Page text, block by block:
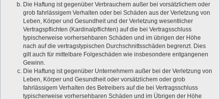
Die Haftung ist gegenüber Verbrauchern außer bei vorsätzlichem oder
grob fahrlässigem Verhalten oder bei Schäden aus der Verletzung von
Leben, Körper und Gesundheit und der Verletzung wesentlicher
Vertragspflichten (Kardinalpflichten) auf die bei Vertragsschluss
typischerweise vorhersehbaren Schäden und im übrigen der Höhe
nach auf die vertragstypischen Durchschnittsschäden begrenzt. Dies
gilt auch für mittelbare Folgeschäden wie insbesondere entgangenen
Gewinn.
Die Haftung ist gegenüber Unternehmern außer bei der Verletzung von
Leben, Körper und Gesundheit oder vorsätzlichem oder grob
fahrlässigem Verhalten des Betreibers auf die bei Vertragsschluss
typischerweise vorhersehbaren Schäden und im Übrigen der Höhe